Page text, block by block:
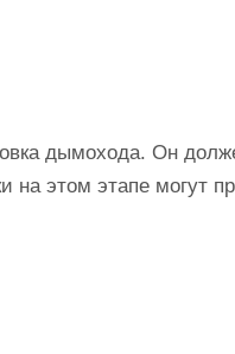
дымохода. Он
на этом этапе могут